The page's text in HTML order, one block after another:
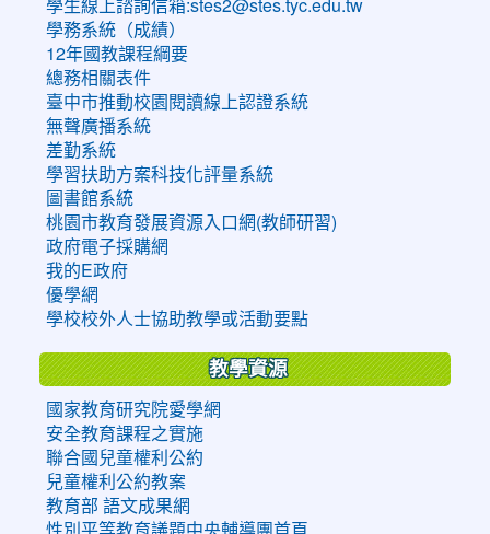
學生線上諮詢信箱:stes2@stes.tyc.edu.tw
學務系統（成績）
12年國教課程綱要
總務相關表件
臺中市推動校園閱讀線上認證系統
無聲廣播系統
差勤系統
學習扶助方案科技化評量系統
圖書館系統
桃園市教育發展資源入口網(教師研習)
政府電子採購網
我的E政府
優學網
學校校外人士協助教學或活動要點
教學資源
國家教育研究院愛學網
安全教育課程之實施
聯合國兒童權利公約
兒童權利公約教案
教育部 語文成果網
性別平等教育議題中央輔導團首頁